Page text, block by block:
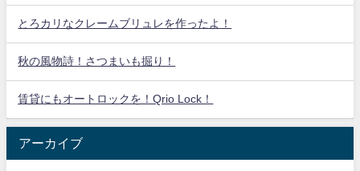
とろカリなクレームブリュレを作ったよ！
秋の風物詩！さつまいも掘り！
賃貸にもオートロックを！Qrio Lock！
アーカイブ